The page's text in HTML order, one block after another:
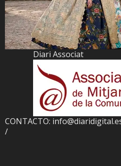
Diari Associat
CONTACTO:
/